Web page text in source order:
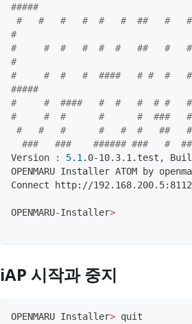
#####
#   #   #   #  #   #  ##   #
#
#     #  #   #  #  #   ##   #
#
#     #  #   #  ####   # #  #
#####
#     #  ####   #  #   #  # #
#     #  #      #      #  ###
#   #   #      #   #  #   ##
###   ###    ###### ###   #
Version
: 5.1 .0-10.3.1.test,
OPENMARU Installer ATOM by
Connect http://
OPENMARU-Installer>
iAP 시작과 중지
OPENMARU Installer> quit